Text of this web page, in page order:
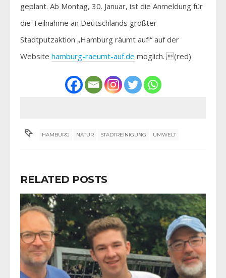
geplant. Ab Montag, 30. Januar, ist die Anmeldung für
die Teilnahme an Deutschlands größter
Stadtputzaktion „Hamburg räumt auf!“ auf der
Website hamburg-raeumt-auf.de möglich. (red)
HAMBURG NATUR STADTREINIGUNG UMWELT
RELATED POSTS